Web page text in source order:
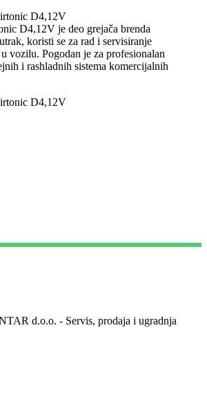
D4,12V je deo grejača brenda
koristi se za rad i servisiranje
vozilu. Pogodan je za profesionalan
i rashladnih sistema komercijalnih
d.o.o. - Servis, prodaja i ugradnja